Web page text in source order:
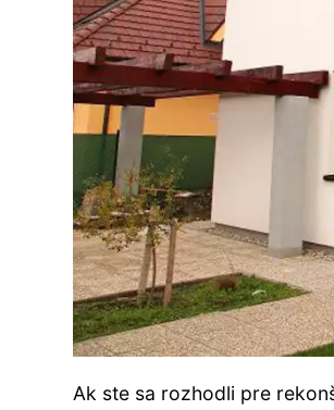
Ak ste sa rozhodli pre